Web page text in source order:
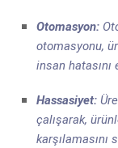
Otomasyon:
otomasyonu,
insan hatasını
Hassasiyet:
çalışarak,
karşılamasını